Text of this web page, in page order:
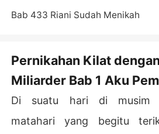
menikah dengan seorang pria
mui.
Rizky, suaminya, adalah seorang
rjanji bahwa dia akan
Bab 433 Riani Sudah Menikah
Pernikahan Kilat
Miliarder Bab 1 Aku
Ini
Di suatu hari di musim
matahari yang begitu